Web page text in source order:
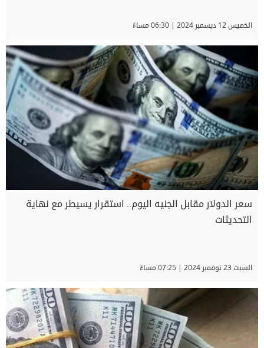
الخميس 12 ديسمبر 2024 | 06:30 مساءً
سعر الدولار مقابل الجنيه اليوم.. استقرار يسيطر مع نهاية
التحديثات
السبت 23 نوفمبر 2024 | 07:25 مساءً